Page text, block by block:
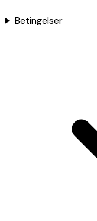
Betingelser